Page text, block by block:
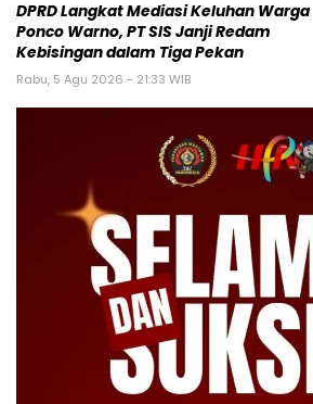
DPRD Langkat Mediasi Keluhan Warga
Ponco Warno, PT SIS Janji Redam
Kebisingan dalam Tiga Pekan
Rabu, 5 Agu 2026 - 21:33 WIB